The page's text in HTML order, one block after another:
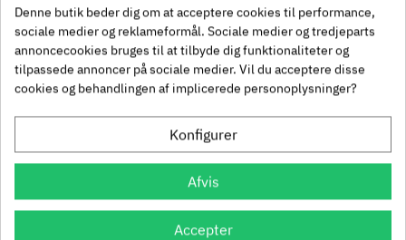
Overflade
Brugt look
Hulafstand
160 mm
Metalfarvet
M4 bolt
-50%
Krydsmontageplade -
Euroskruer
-60%
Knopgreb med to
stål
Denne butik beder dig om at acceptere cookies til performance,
sociale medier og reklameformål. Sociale medier og tredjeparts
annoncecookies bruges til at tilbyde dig funktionaliteter og
tilpassede annoncer på sociale medier. Vil du acceptere disse
cookies og behandlingen af implicerede personoplysninger?
Konfigurer
Afvis
Accepter